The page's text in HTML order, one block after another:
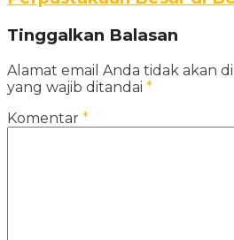
Tinggalkan Balasan
Alamat email Anda tidak akan
yang wajib ditandai *
Komentar *